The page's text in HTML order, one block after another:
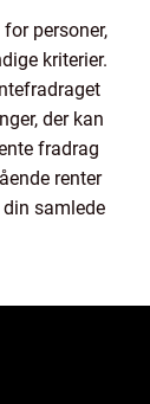
personer,
kriterier.
der kan
fradrag
renter
samlede